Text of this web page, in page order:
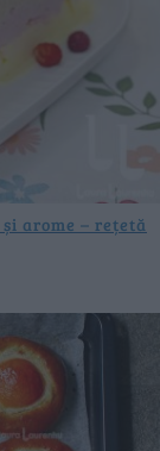
arome – rețetă